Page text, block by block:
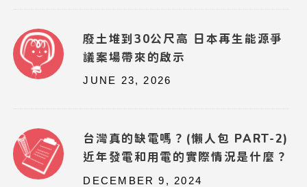
廢土堆到30公尺高 日本再生能源爭
議案場帶來的啟示
JUNE 23, 2026
台灣真的缺電嗎？(懶人包 PART-2)
近年發電和用電的實際情況是什麼？
DECEMBER 9, 2024